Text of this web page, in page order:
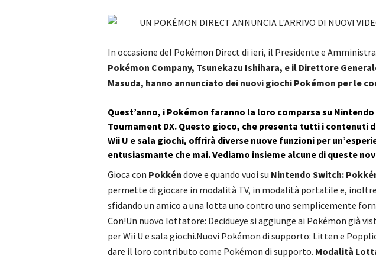
In occasione del Pokémon Direct di ieri, il Presidente e
Pokémon Company, Tsunekazu Ishihara, e il Direttore
Masuda, hanno annunciato dei nuovi giochi Pokémon per le
Quest’anno, i Pokémon faranno la loro comparsa su
Tournament DX. Questo gioco, che presenta tutti i contenuti
Wii U e sala giochi, offrirà diverse nuove funzioni per
entusiasmante che mai. Vediamo insieme alcune di queste
Gioca con Pokkén dove e quando vuoi su Nintendo Switch:
permette di giocare in modalità TV, in modalità portatile e,
sfidando un amico a una lotta uno contro uno semplicemente
Con!Un nuovo lottatore: Decidueye si aggiunge ai Pokémon già
per Wii U e sala giochi.Nuovi Pokémon di supporto: Litten e
dare il loro contributo come Pokémon di supporto. Modalità